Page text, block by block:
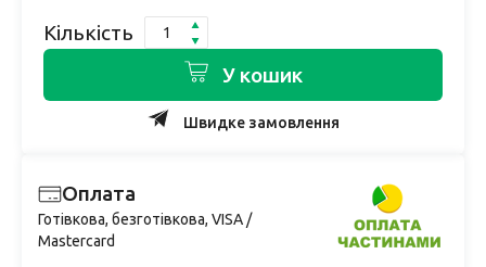
Кількість
У кошик
Швидке замовлення
Оплата
Готівкова, безготівкова, VISA /
Mastercard